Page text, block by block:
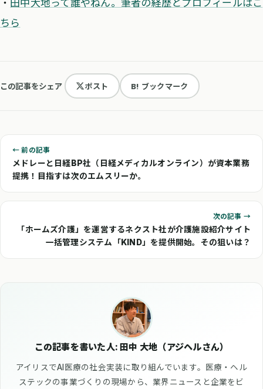
・ 田中大地って誰やねん。筆者の経歴とプロフィールはこ
ちら
この記事をシェア ポスト B! ブックマーク
← 前の記事
メドレーと日経BP社（日経メディカルオンライン）が資本業務
提携！目指すは次のエムスリーか。
次の記事 →
「ホームズ介護」を運営するネクスト社が介護施設紹介サイト
一括管理システム「KIND」を提供開始。その狙いは？
この記事を書いた人: 田中 大地（アジヘルさん）
アイリスでAI医療の社会実装に取り組んでいます。医療・ヘル
ステックの事業づくりの現場から、業界ニュースと企業をビ